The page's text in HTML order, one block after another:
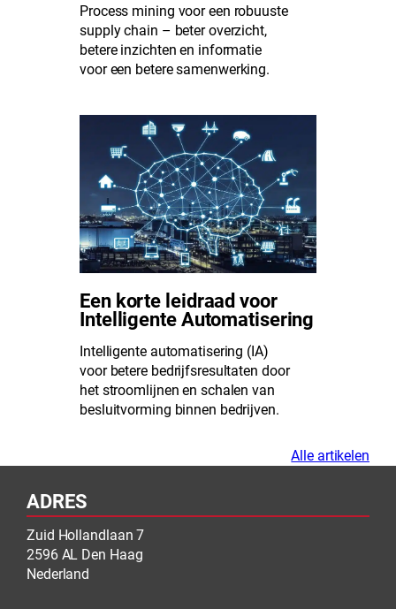
Process mining voor een robuuste
supply chain – beter overzicht,
betere inzichten en informatie
voor een betere samenwerking.
Een korte leidraad voor
Intelligente Automatisering
Intelligente automatisering (IA)
voor betere bedrijfsresultaten door
het stroomlijnen en schalen van
besluitvorming binnen bedrijven.
Alle artikelen
ADRES
Zuid Hollandlaan 7
2596 AL Den Haag
Nederland